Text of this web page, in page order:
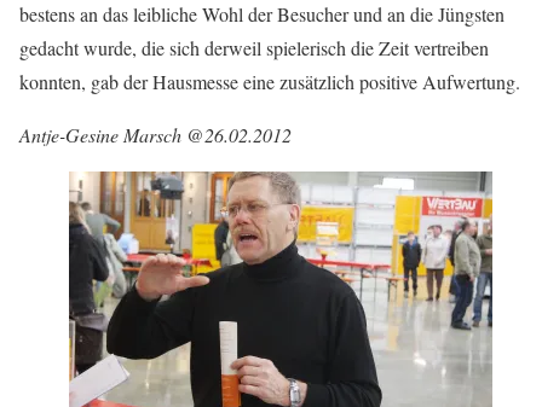
bestens an das leibliche Wohl der Besucher und an die Jüngsten
gedacht wurde, die sich derweil spielerisch die Zeit vertreiben
konnten, gab der Hausmesse eine zusätzlich positive Aufwertung.
Antje-Gesine Marsch @26.02.2012